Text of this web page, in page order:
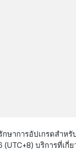
กษาการอัปเกรดสำห
บริการที่เกี่